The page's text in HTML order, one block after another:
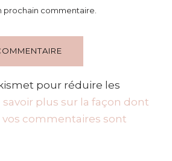
prochain commentaire.
pour réduire les
savoir plus sur la façon dont
vos commentaires sont